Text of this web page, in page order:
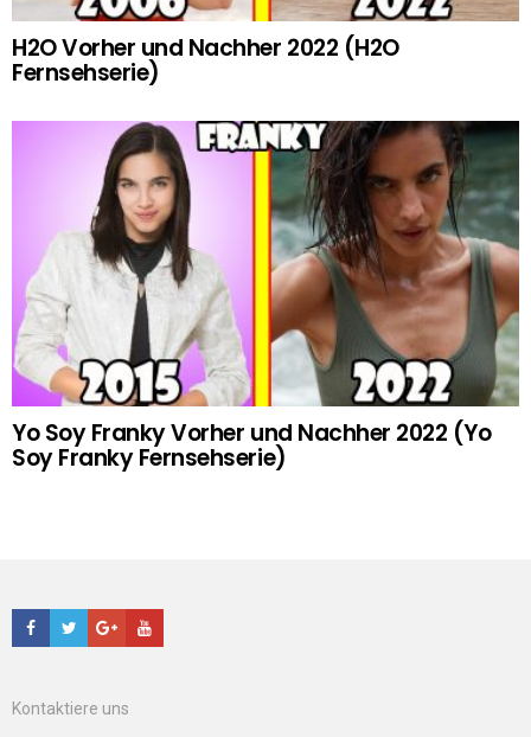
H2O Vorher und Nachher 2022 (H2O
Fernsehserie)
Yo Soy Franky Vorher und Nachher 2022 (Yo
Soy Franky Fernsehserie)
Facebook
TwitterGoogle+Youtube
Kontaktiere uns